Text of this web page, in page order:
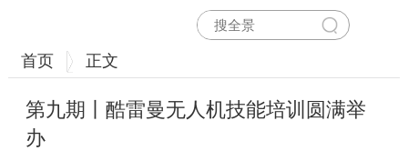
首页 正文
第九期丨酷雷曼无人机技能培训圆满举
办